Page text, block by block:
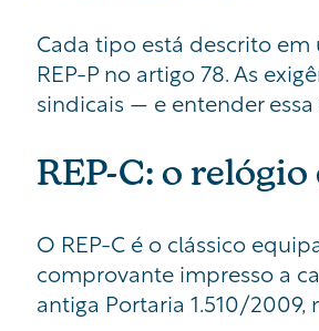
Cada tipo está descrito em
REP-P no artigo 78. As
sindicais — e entender
REP-C: o
O REP-C é o clássico
comprovante impresso a
antiga Portaria 1.510/